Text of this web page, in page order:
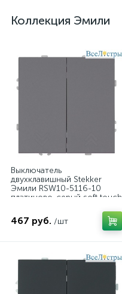
Коллекция Эмили
Выключатель
двухклавишный Stekker
Эмили RSW10-5116-10
платиново-серый soft touch
467 руб. /шт